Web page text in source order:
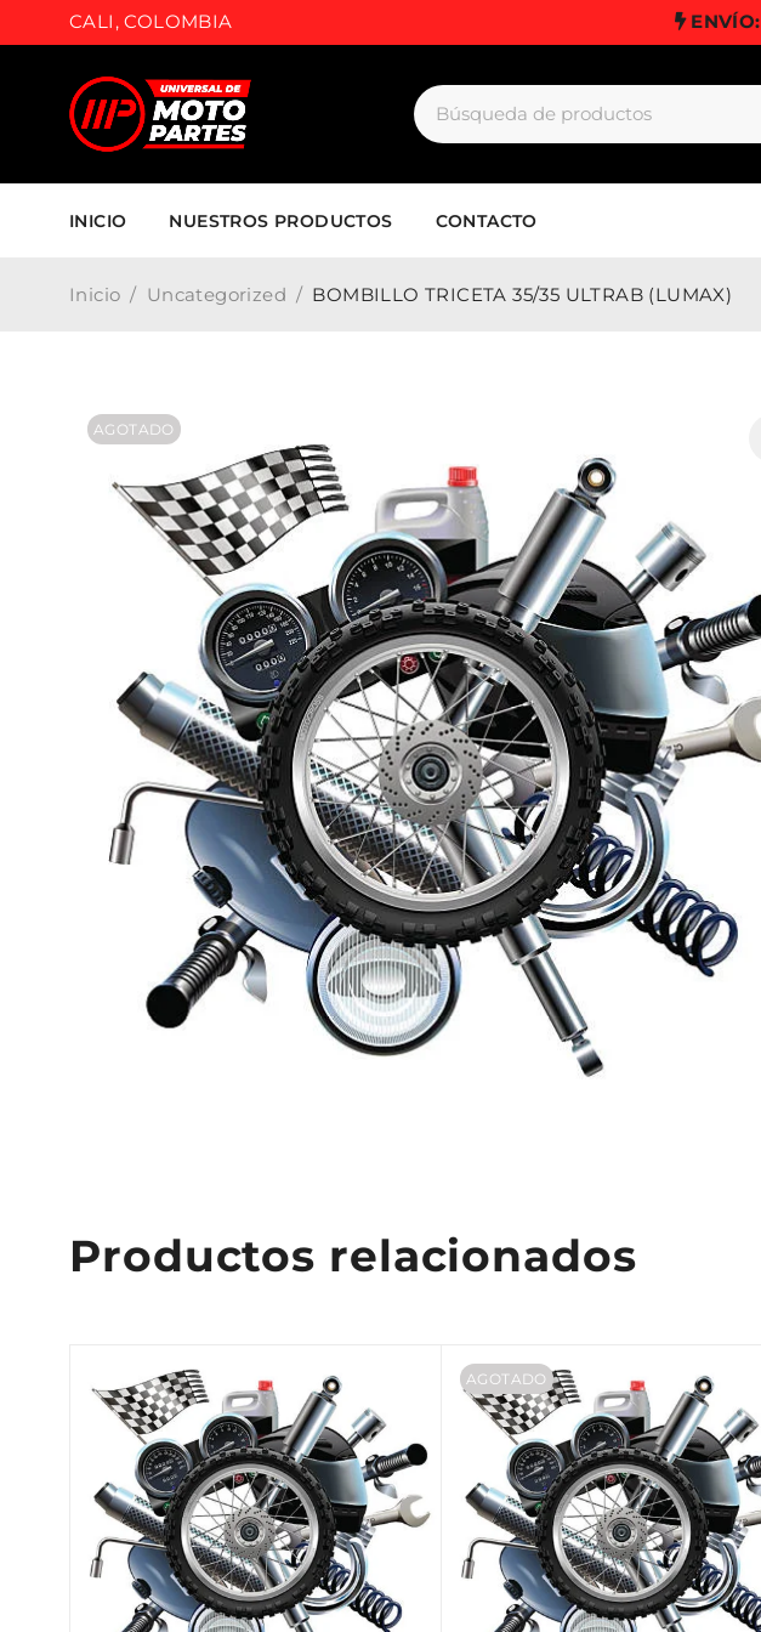
CALI, COLOMBIA ENVÍO:
INICIO NUESTROS PRODUCTOS CONTACTO
Inicio / Uncategorized / BOMBILLO TRICETA 35/35 ULTRAB (LUMAX)
AGOTADO
Productos relacionados
AGOTADO